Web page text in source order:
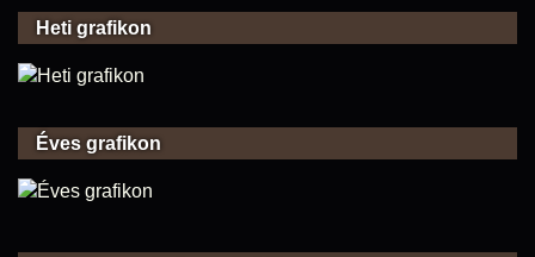
Heti grafikon
Éves grafikon